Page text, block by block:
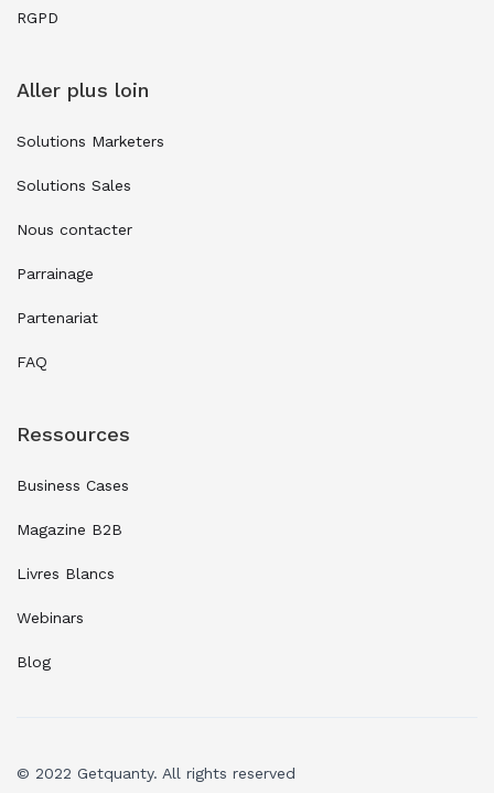
RGPD
Aller plus loin
Solutions Marketers
Solutions Sales
Nous contacter
Parrainage
Partenariat
FAQ
Ressources
Business Cases
Magazine B2B
Livres Blancs
Webinars
Blog
© 2022 Getquanty. All rights reserved